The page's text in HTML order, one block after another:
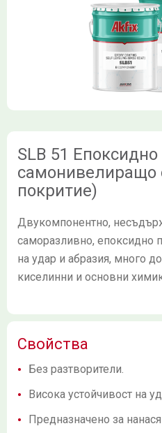
SLB 51
самонивелиращо
покритие)
Двукомпонентно,
саморазливно, епоксидно
на удар и абразия, много
киселинни и основни
Свойства
Без разтворители.
Висока устойчивост на
Предназначено за